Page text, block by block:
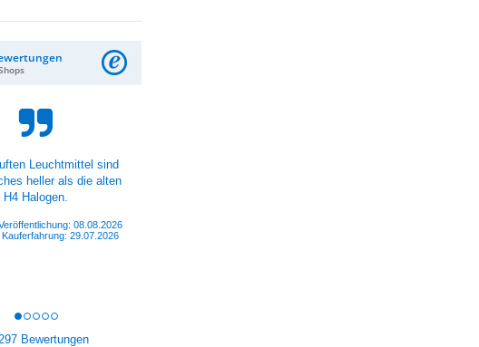
der Hammer, aber
super Nett und
Hilfsbereit.
08.08.2026
01.08.2026
Bewertungen